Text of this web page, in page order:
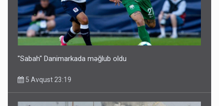
"Sabah" Danimarkada məğlub oldu
5 Avqust 23:19